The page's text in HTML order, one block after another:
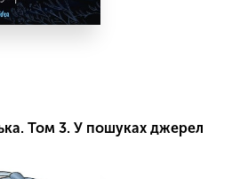
Том 3. У пошуках джерел